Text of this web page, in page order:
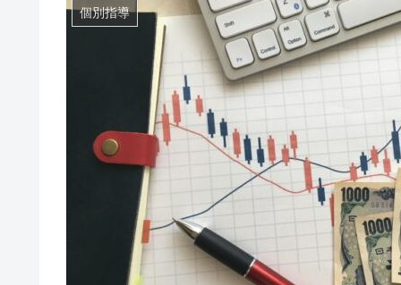
個別指導